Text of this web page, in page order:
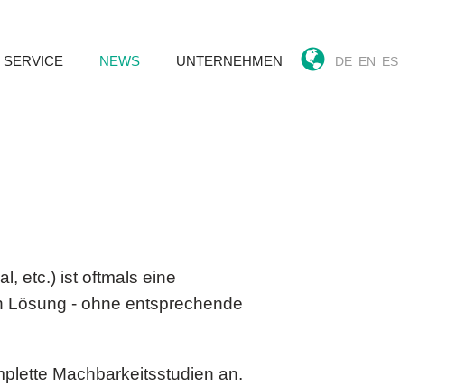
SERVICE NEWS UNTERNEHMEN DE EN ES
etc.) ist oftmals eine
Lösung - ohne entsprechende
Machbarkeitsstudien an.